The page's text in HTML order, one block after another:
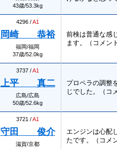
43歳/53.3kg
4296 /A1
岡崎 恭裕
福岡/福岡
37歳/52.0kg
前検は普通な感
ます。（コメ
3737 /A1
上平 真二
広島/広島
50歳/52.6kg
プロペラの調整
じでした。（
3721 /A1
守田 俊介
滋賀/京都
エンジンは心配
たです。（コ